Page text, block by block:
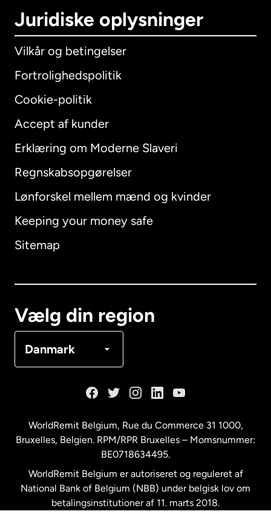
Juridiske oplysninger
Vilkår og betingelser
Fortrolighedspolitik
Cookie-politik
Accept af kunder
Erklæring om Moderne Slaveri
Regnskabsopgørelser
Lønforskel mellem mænd og kvinder
Keeping your money safe
Sitemap
Vælg din region
Danmark
International English
Australien
Malaysia
New Zealand
WorldRemit Belgium, Rue du Commerce 31 1000,
Bruxelles, Belgien. RPM/RPR Bruxelles – Momsnummer:
BE0718634495.
WorldRemit Belgium er autoriseret og reguleret af
National Bank of Belgium (NBB) under belgisk lov om
betalingsinstitutioner af 11. marts 2018.